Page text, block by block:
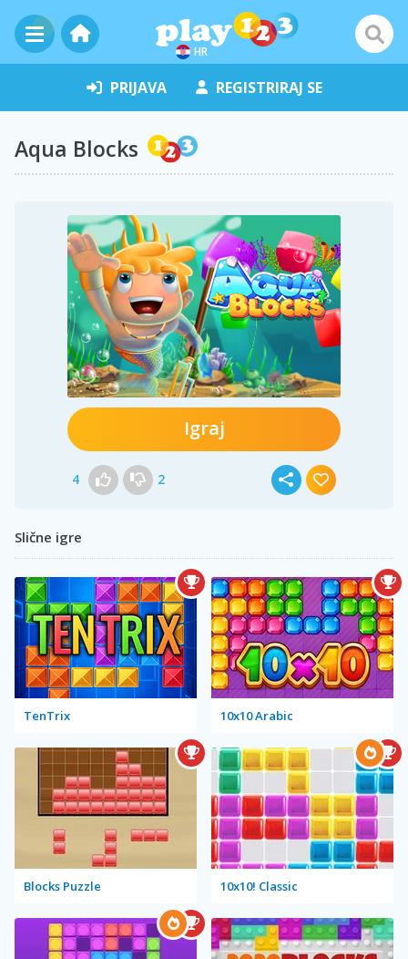
HR
PRIJAVA REGISTRIRAJ SE
Aqua Blocks
Igraj
4 2
Slične igre
TenTrix 10x10 Arabic
Blocks Puzzle 10x10! Classic